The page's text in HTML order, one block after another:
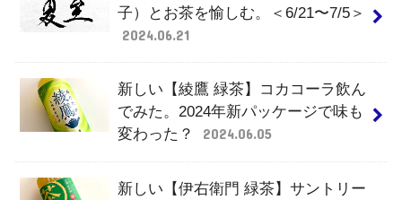
子）とお茶を愉しむ。＜6/21〜7/5＞
2024.06.21
新しい【綾鷹 緑茶】コカコーラ飲ん
でみた。2024年新パッケージで味も
変わった？
2024.06.05
新しい【伊右衛門 緑茶】サントリー